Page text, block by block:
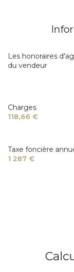
Les honoraires
du vendeur
Charges
118,66 €
Taxe foncière
1 287 €